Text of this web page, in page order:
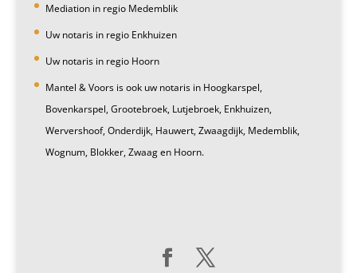
Mediation in regio Medemblik
Uw notaris in regio Enkhuizen
Uw notaris in regio Hoorn
Mantel & Voors is ook uw notaris in Hoogkarspel,
Bovenkarspel, Grootebroek, Lutjebroek, Enkhuizen,
Wervershoof, Onderdijk, Hauwert, Zwaagdijk, Medemblik,
Wognum, Blokker, Zwaag en Hoorn.